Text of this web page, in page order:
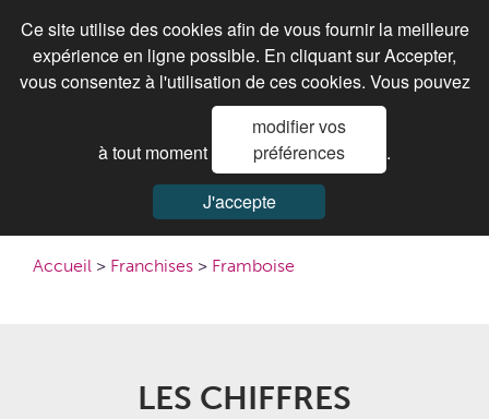
Framboise
Accueil > Franchises > Framboise
LES CHIFFRES
Ce site utilise des cookies afin de vous fournir la meilleure
expérience en ligne possible. En cliquant sur Accepter,
vous consentez à l'utilisation de ces cookies. Vous pouvez
à tout moment
modifier vos
préférences
.
J'accepte